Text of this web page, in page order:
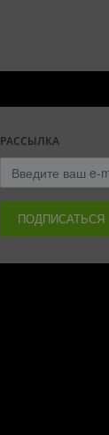
РАССЫЛКА
ПОДПИСАТЬСЯ